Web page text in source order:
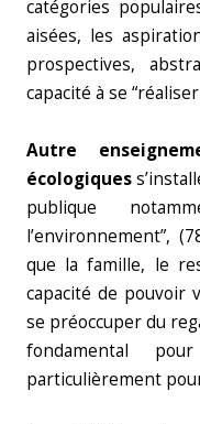
catégories
aisées, les
prospectives,
capacité à se
Autre
écologiques
publique
l’environnement”,
que la famille, le
capacité de pouvoir
se préoccuper du
fondamental
particulièrement